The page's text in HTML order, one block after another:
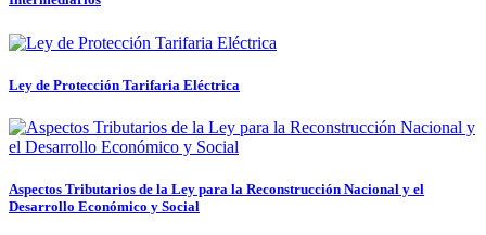
Ley de Protección Tarifaria Eléctrica
Aspectos Tributarios de la Ley para la Reconstrucción Nacional y el
Desarrollo Económico y Social